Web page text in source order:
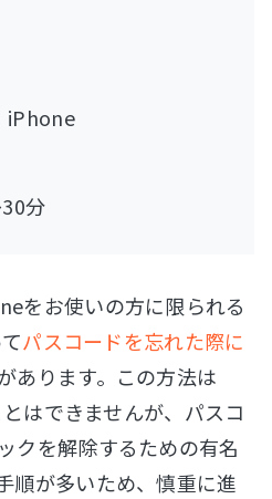
iPhone
分
をお使いの方に限られる
パスコードを忘れた際に
あります。この方法は
はできませんが、パスコ
クを解除するための有名
順が多いため、慎重に進